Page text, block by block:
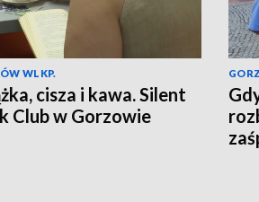
WLKP.
cisza i kawa. Silent
Club w Gorzowie